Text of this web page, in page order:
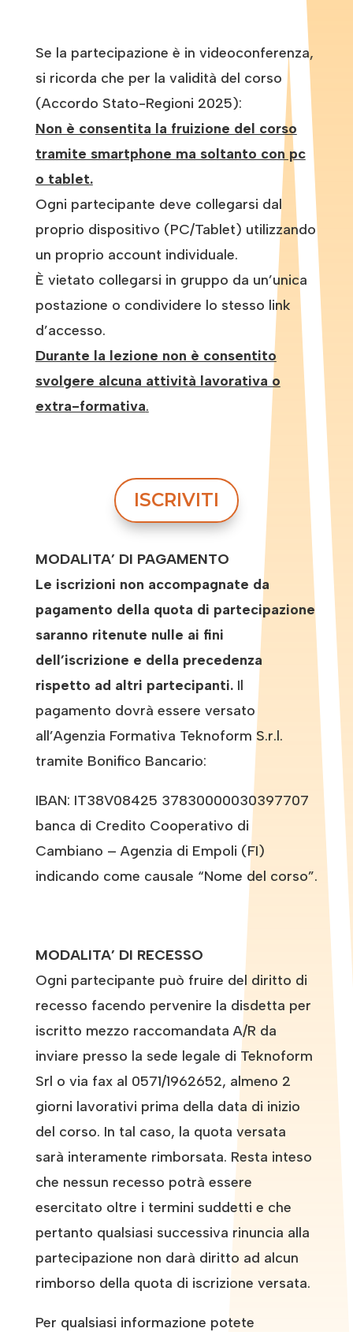
Se la partecipazione è in videoconferenza,
si ricorda che per la validità del corso
(Accordo Stato-Regioni 2025):
Non è consentita la fruizione del corso
tramite smartphone ma soltanto con pc
o tablet.
Ogni partecipante deve collegarsi dal
proprio dispositivo (PC/Tablet) utilizzando
un proprio account individuale.
È vietato collegarsi in gruppo da un’unica
postazione o condividere lo stesso link
d’accesso.
Durante la lezione non è consentito
svolgere alcuna attività lavorativa o
extra-formativa.
ISCRIVITI
MODALITA’ DI PAGAMENTO
Le iscrizioni non accompagnate da
pagamento della quota di partecipazione
saranno ritenute nulle ai fini
dell’iscrizione e della precedenza
rispetto ad altri partecipanti. Il
pagamento dovrà essere versato
all’Agenzia Formativa Teknoform S.r.l.
tramite Bonifico Bancario:
IBAN: IT38V08425 37830000030397707
banca di Credito Cooperativo di
Cambiano – Agenzia di Empoli (FI)
indicando come causale “Nome del corso”.
MODALITA’ DI RECESSO
Ogni partecipante può fruire del diritto di
recesso facendo pervenire la disdetta per
iscritto mezzo raccomandata A/R da
inviare presso la sede legale di Teknoform
Srl o via fax al 0571/1962652, almeno 2
giorni lavorativi prima della data di inizio
del corso. In tal caso, la quota versata
sarà interamente rimborsata. Resta inteso
che nessun recesso potrà essere
esercitato oltre i termini suddetti e che
pertanto qualsiasi successiva rinuncia alla
partecipazione non darà diritto ad alcun
rimborso della quota di iscrizione versata.
Per qualsiasi informazione potete